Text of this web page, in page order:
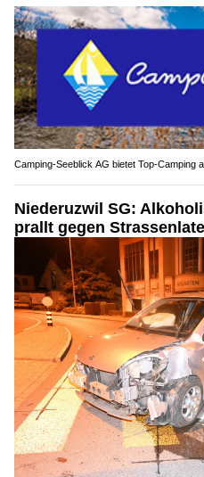
Camping-Seeblick AG bietet Top-Camping
Niederuzwil SG:
prallt gegen